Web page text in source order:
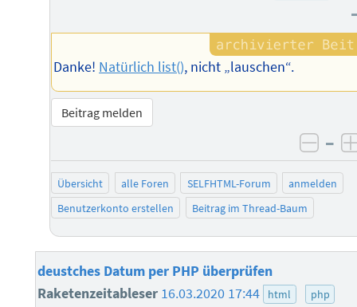
Danke! Natürlich list(), nicht „lauschen“.
Beitrag melden
–
Übersicht alle Foren SELFHTML-Forum
anmelden
Benutzerkonto erstellen
Beitrag im Thread-Baum
deustches Datum per PHP überprüfen
Raketenzeitableser 16.03.2020 17:44 html php